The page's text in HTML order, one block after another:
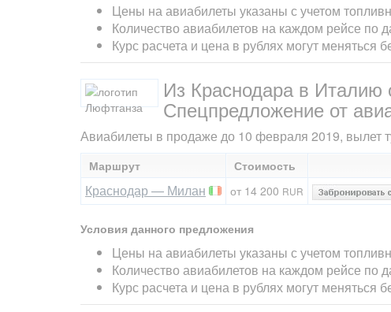
Цены на авиабилеты указаны с учетом
Количество авиабилетов на каждом рейсе по
Курс расчета и цена в рублях могут меняться
Из Краснодара в Италию
Спецпредложение от
Авиабилеты в продаже до 10 февраля 2019, вылет
Маршрут Стоимость
Краснодар — Милан от 14 200 RUR
Условия данного предложения
Цены на авиабилеты указаны с учетом
Количество авиабилетов на каждом рейсе по
Курс расчета и цена в рублях могут меняться